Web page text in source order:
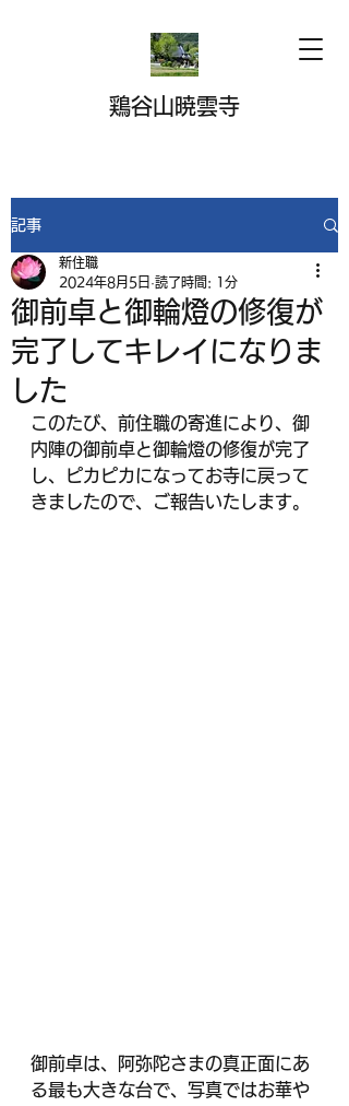
鶏谷山暁雲寺
記事
御前卓と御輪燈の修復が
完了してキレイになりま
した
新住職
2024年8月5日 読了時間: 1分
このたび、前住職の寄進により、御
内陣の御前卓と御輪燈の修復が完了
し、ピカピカになってお寺に戻って
きましたので、ご報告いたします。
御前卓は、阿弥陀さまの真正面にあ
る最も大きな台で、写真ではお華や